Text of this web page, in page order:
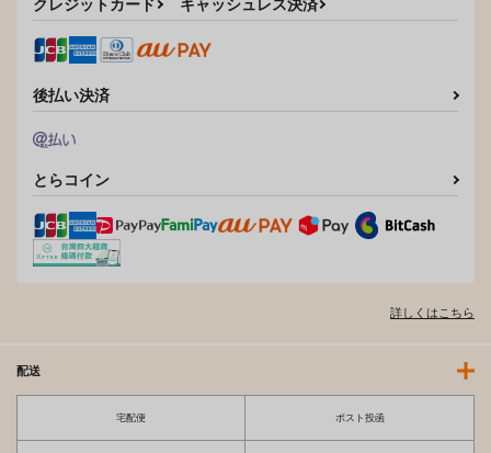
後払い決済
とらコイン
詳しくはこちら
配送
宅配便 ポスト投函